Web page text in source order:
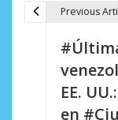
Previous
EE.
en